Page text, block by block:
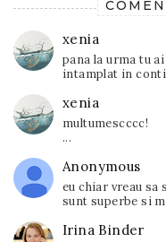
xenia
pana la urma tu
intamplat in
xenia
multumescccc!
...
Anonymous
eu chiar vreau sa
sunt superbe si
Irina Binder